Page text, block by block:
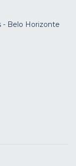
- Belo Horizonte